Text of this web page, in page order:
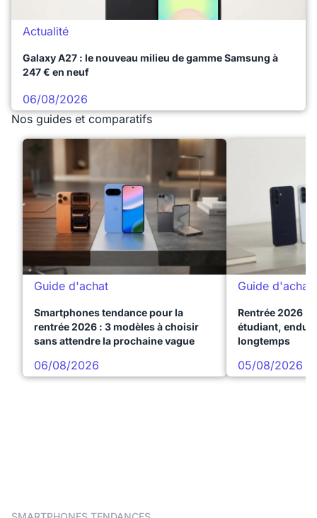
Actualité
Galaxy A27 : le nouveau milieu de gamme Samsung à
247 € en neuf
06/08/2026
Nos guides et comparatifs
Guide d'achat
Smartphones tendance pour la
rentrée 2026 : 3 modèles à choisir
sans attendre la prochaine vague
06/08/2026
Guide d'achat
Rentrée 2026 :
étudiant,
longtemps
05/08/2026